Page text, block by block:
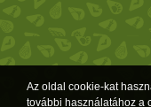
Az oldal cookie-kat
további használatához a